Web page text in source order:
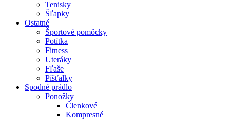
Tenisky
Šľapky
Ostatné
Športové pomôcky
Potítka
Fitness
Uteráky
Fľaše
Píšťalky
Spodné prádlo
Ponožky
Členkové
Kompresné